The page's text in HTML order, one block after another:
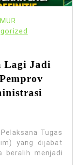
Lagi Jadi
Tugas
yang dijabat
beralih menjadi